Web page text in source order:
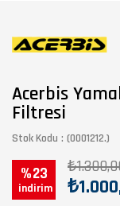
Acerbis
Filtresi
Stok Kodu (0001212.)
23